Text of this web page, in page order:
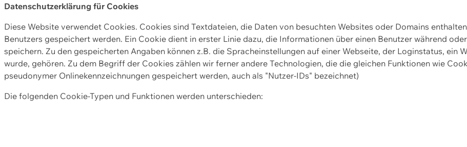
Datenschutzerklärung für Cookies
Diese Website verwendet Cookies. Cookies sind Textdateien, die Daten von besuchten Websites oder Domains
Benutzers gespeichert werden. Ein Cookie dient in erster Linie dazu, die Informationen über einen Benutzer während
speichern. Zu den gespeicherten Angaben können z.B. die Spracheinstellungen auf einer Webseite, der Loginstatus, ein
wurde, gehören. Zu dem Begriff der Cookies zählen wir ferner andere Technologien, die die gleichen Funktionen wie
pseudonymer Onlinekennzeichnungen gespeichert werden, auch als "Nutzer-IDs" bezeichnet)
Die folgenden Cookie-Typen und Funktionen werden unterschieden: